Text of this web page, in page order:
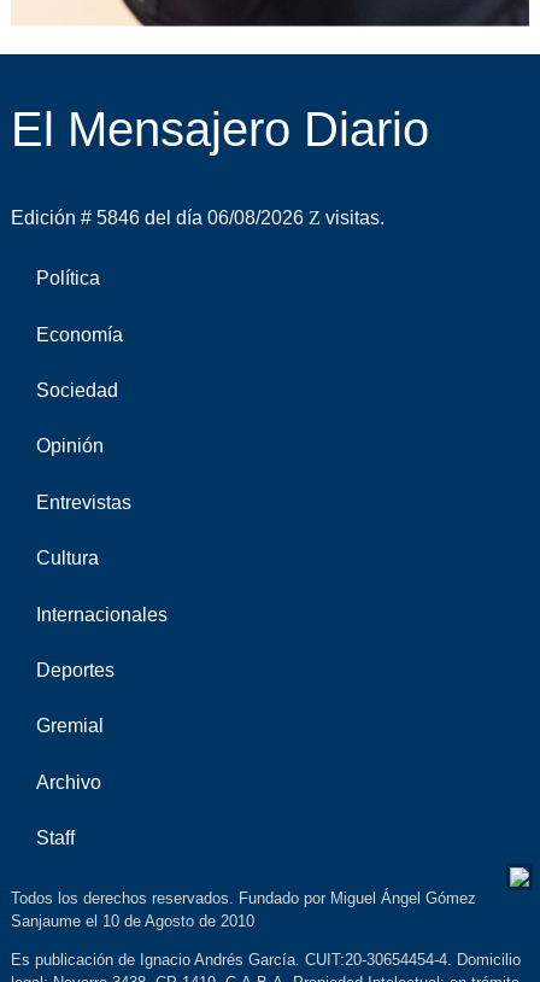
El Mensajero Diario
Edición # 5846 del día 06/08/2026 visitas.
Política
Economía
Sociedad
Opinión
Entrevistas
Cultura
Internacionales
Deportes
Gremial
Archivo
Staff
Todos los derechos reservados. Fundado por Miguel Ángel Gómez
Sanjaume el 10 de Agosto de 2010
Es publicación de Ignacio Andrés García. CUIT:20-30654454-4. Domicilio